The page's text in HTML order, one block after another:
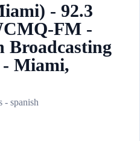
- 92.3
FM -
Broadcasting
- Miami,
- spanish